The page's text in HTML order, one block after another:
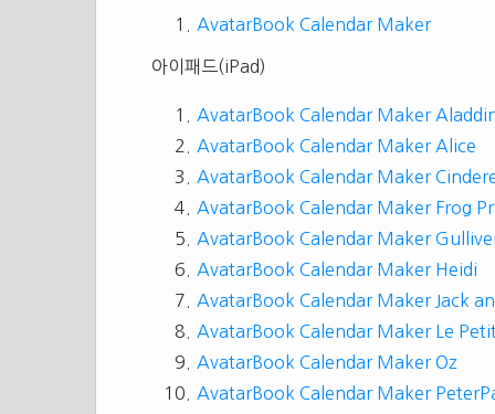
AvatarBook Calendar Maker
아이패드(iPad)
AvatarBook Calendar Maker
AvatarBook Calendar Maker Alice
AvatarBook Calendar Maker
AvatarBook Calendar Maker Frog
AvatarBook Calendar Maker
AvatarBook Calendar Maker Heidi
AvatarBook Calendar Maker Jack
AvatarBook Calendar Maker Le
AvatarBook Calendar Maker Oz
AvatarBook Calendar Maker